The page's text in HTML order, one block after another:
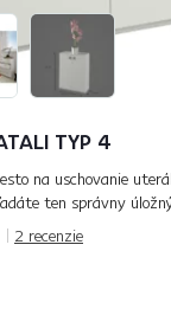
TYP 4
2 recenzie
na uschovanie
ten správny
riešením pre